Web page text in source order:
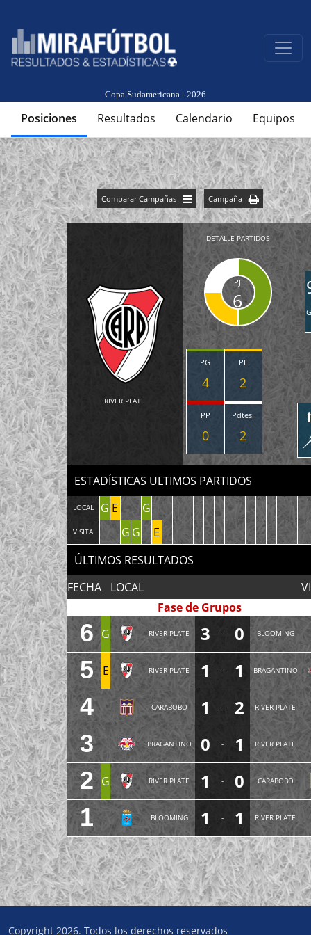
Copa Sudamericana - 2026
Posiciones Resultados Calendario Equipos
Comparar Campañas Campaña
RIVER PLATE
DETALLE PARTIDOS
PJ
6
PG
4
PE
2
PP
0
Pdtes.
2
ESTADÍSTICAS ULTIMOS PARTIDOS
LOCAL G E G
VISITA G G
E
ÚLTIMOS RESULTADOS
FECHA
LOCAL
Fase de Grupos
6 G RIVER PLATE 3 - 0 BLOOMING
5 E RIVER PLATE 1 - 1 BRAGANTINO
4 CARABOBO 1 - 2 RIVER PLATE
3 BRAGANTINO 0 - 1 RIVER PLATE
2 G RIVER PLATE 1 - 0 CARABOBO
1 BLOOMING 1 - 1 RIVER PLATE
Copyright 2026. Todos los derechos reservados